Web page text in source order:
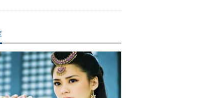
巴黎时
古装最美“眉心坠”造型，她艳压
贾静雯夺冠